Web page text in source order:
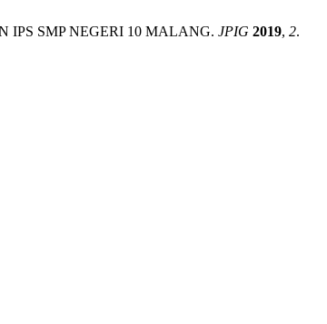
IPS SMP NEGERI 10 MALANG. JPIG 2019, 2.